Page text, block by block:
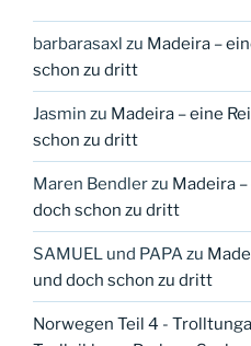
barbarasaxl zu Madeira –
schon zu dritt
Jasmin zu Madeira – eine
schon zu dritt
Maren Bendlerzu Madeira
doch schon zu dritt
SAMUEL und PAPAzu
und doch schon zu dritt
Norwegen Teil 4 -